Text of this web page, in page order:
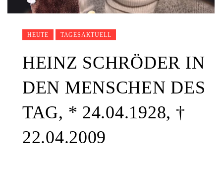
HEUTE TAGESAKTUELL
HEINZ SCHRÖDER IN
DEN MENSCHEN DES
TAG, * 24.04.1928, †
22.04.2009